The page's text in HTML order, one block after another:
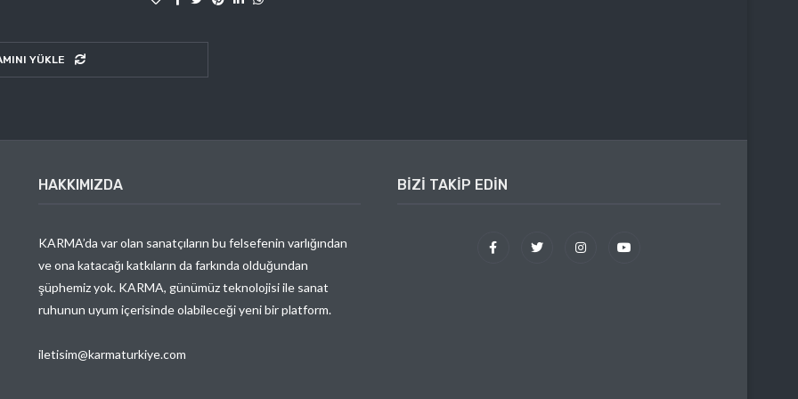
YÜKLE
HAKKIMIZDA
KARMA’da var olan sanatçıların bu felsefenin varlığından
ve ona katacağı katkıların da farkında olduğundan
şüphemiz yok. KARMA, günümüz teknolojisi ile sanat
ruhunun uyum içerisinde olabileceği yeni bir platform.
iletisim@karmaturkiye.com
BIZI TAKIP EDIN